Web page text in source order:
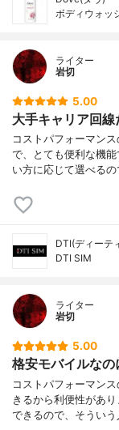
ボディウォッ
ライター
岩切
5.00
大手キャリア回
コストパフォーマン
で、とても便利な機
い方に応じて選べる
DTI(ディーテ
DTI SIM
ライター
岩切
5.00
格安モバイルなの
コストパフォーマン
きるから利便性があ
できるので、そうい